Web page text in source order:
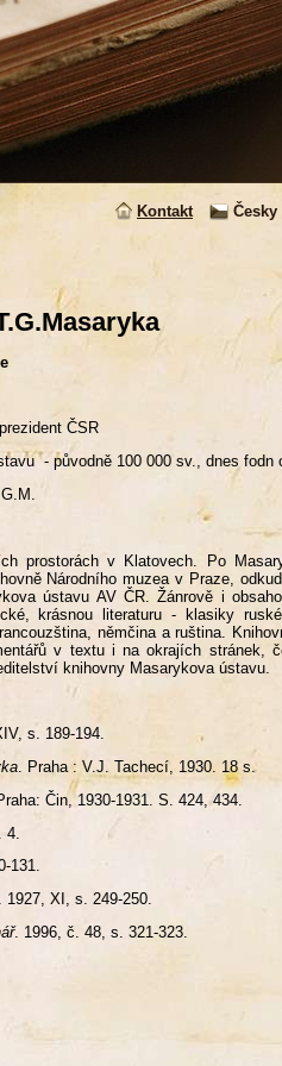
Kontakt Česky
ČSR
- původně 100 000 sv., dnes fodn
prostorách v Klatovech. Po
Národního muzea v Praze,
ústavu AV ČR. Žánrově i
krásnou literaturu - klasiky
němčina a ruština.
v textu i na okrajích stránek,
knihovny Masarykova ústavu.
s. 189-194.
. Praha : V.J. Tachecí, 1930. 18 s.
Čin, 1930-1931. S. 424, 434.
4.
131.
. 1927, XI, s. 249-250.
. 1996, č. 48, s. 321-323.